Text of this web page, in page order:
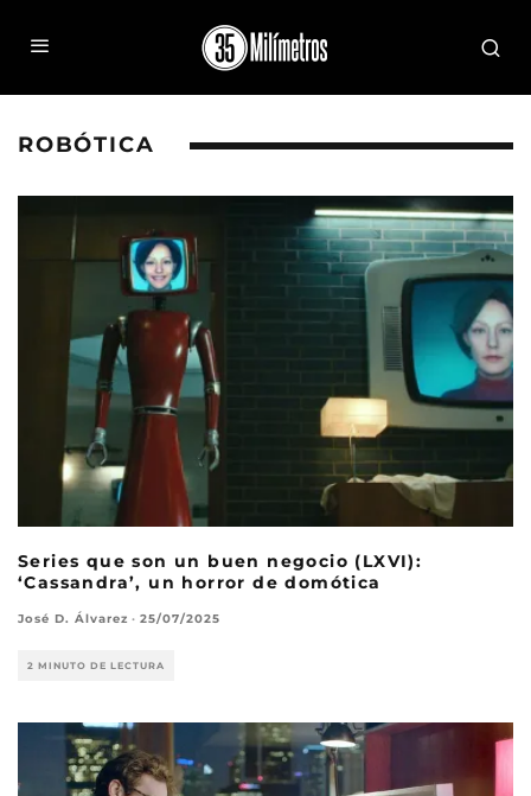
ROBÓTICA
Series que son un buen negocio (LXVI):
‘Cassandra’, un horror de domótica
José D. Álvarez · 25/07/2025
2 MINUTO DE LECTURA